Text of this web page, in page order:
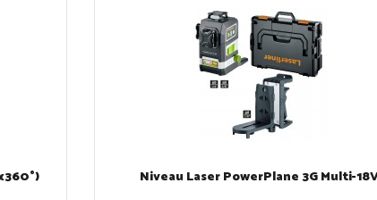
Niveau Laser PowerPlane 3G Multi-